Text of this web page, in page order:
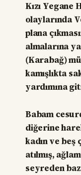
Kızı Yegane
olaylarında
plana
almalarına
(Karabağ)
kamışlıkta
yardımına
Babam
diğerine
kadın ve
atılmış,
seyreden